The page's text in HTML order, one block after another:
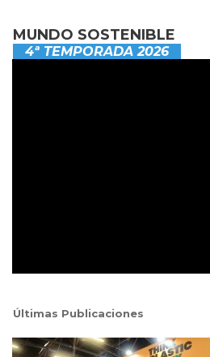
MUNDO SOSTENIBLE
4ª TEMPORADA 2026
Últimas Publicaciones